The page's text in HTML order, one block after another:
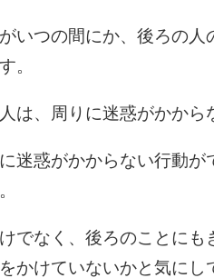
いつの間にか、後ろの
。
は、周りに迷惑がかから
迷惑がかからない行動
でなく、後ろのことにも
かけていないかと気にし